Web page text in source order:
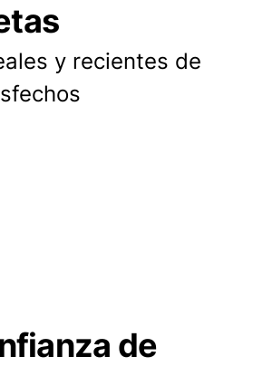
y recientes de
de